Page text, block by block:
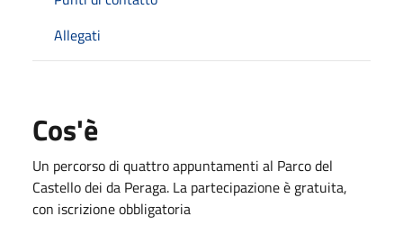
Allegati
Cos'è
Un percorso di quattro appuntamenti al Parco del
Castello dei da Peraga. La partecipazione è gratuita,
con iscrizione obbligatoria